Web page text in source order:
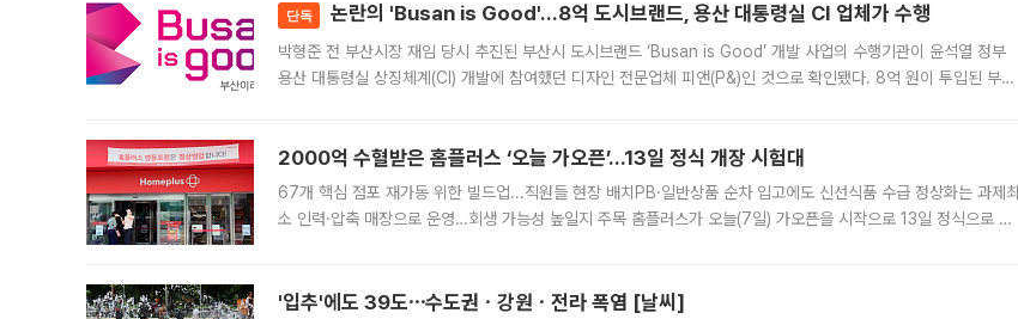
단독 논란의 'Busan is Good'…8억 도시브랜드, 용산 대통령실 CI 업체가 수행
박형준 전 부산시장 재임 당시 추진된 부산시 도시브랜드 ‘Busan is Good’ 개발 사업의 수행기관이 윤석열 정부
용산 대통령실 상징체계(CI) 개발에 참여했던 디자인 전문업체 피앤(P&)인 것으로 확인됐다. 8억 원이 투입된 부산
2000억 수혈받은 홈플러스 ‘오늘 가오픈’...13일 정식 개장 시험대
67개 핵심 점포 재가동 위한 빌드업...직원들 현장 배치PB·일반상품 순차 입고에도 신선식품 수급 정상화는 과제최
소 인력·압축 매장으로 운영…회생 가능성 높일지 주목 홈플러스가 오늘(7일) 가오픈을 시작으로 13일 정식으로 재
'입추'에도 39도⋯수도권ㆍ강원ㆍ전라 폭염 [날씨]